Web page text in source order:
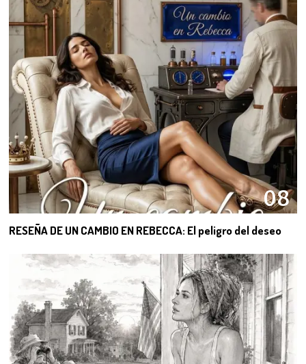
08
RESEÑA DE UN CAMBIO EN REBECCA: El peligro del deseo